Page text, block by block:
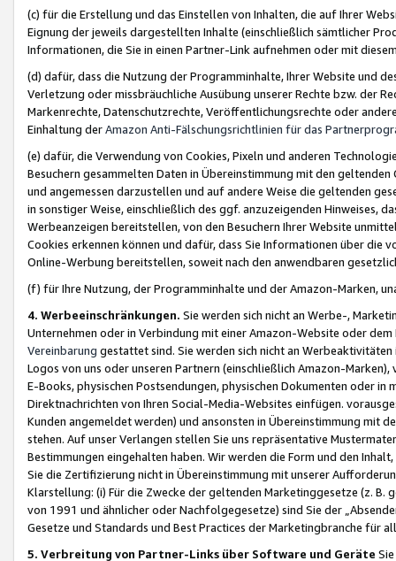
(c) für die Erstellung und das Einstellen von Inhalten, die auf Ihrer
Eignung der jeweils dargestellten Inhalte (einschließlich sämtlicher
Informationen, die Sie in einen Partner-Link aufnehmen oder mit
(d) dafür, dass die Nutzung der Programminhalte, Ihrer Website und
Verletzung oder missbräuchliche Ausübung unserer Rechte bzw. der
Markenrechte, Datenschutzrechte, Veröffentlichungsrechte oder
Einhaltung derAmazon Anti-Fälschungsrichtlinien für das
(e) dafür, die Verwendung von Cookies, Pixeln und anderen
Besuchern gesammelten Daten in Übereinstimmung mit den
und angemessen darzustellen und auf andere Weise die geltenden
in sonstiger Weise, einschließlich des ggf. anzuzeigenden Hinweises,
Werbeanzeigen bereitstellen, von den Besuchern Ihrer Website
Cookies erkennen können und dafür, dass Sie Informationen über die
Online-Werbung bereitstellen, soweit nach den anwendbaren
(f) für Ihre Nutzung, der Programminhalte und der Amazon-Marken,
4. Werbeeinschränkungen. Sie werden sich nicht an Werbe-,
Unternehmen oder in Verbindung mit einer Amazon-Website oder
Vereinbarung gestattet sind. Sie werden sich nicht an
Logos von uns oder unseren Partnern (einschließlich Amazon-
E-Books, physischen Postsendungen, physischen Dokumenten oder in
Direktnachrichten von Ihren Social-Media-Websites einfügen.
Kunden angemeldet werden) und ansonsten in Übereinstimmung mit
stehen. Auf unser Verlangen stellen Sie uns repräsentative
Bestimmungen eingehalten haben. Wir werden die Form und den
Sie die Zertifizierung nicht in Übereinstimmung mit unserer
Klarstellung: (i) Für die Zwecke der geltenden Marketinggesetze (z. B.
von 1991 und ähnlicher oder Nachfolgegesetze) sind Sie der
Gesetze und Standards und Best Practices der Marketingbranche für
5. Verbreitung von Partner-Links über Software und Geräte